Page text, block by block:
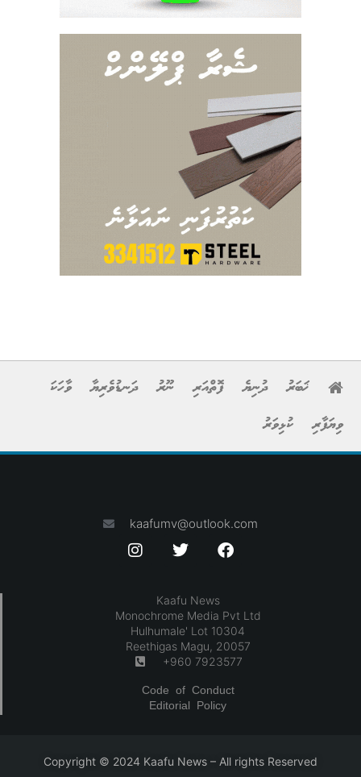
ޚަބަރު ދުނިޔެ ފޮތްއަރި ނޫރު ދަނޑުވެރިޔާ
ވާހަކަ
ވިޔަފާރި
ކުޅިވަރު
kaafumv@outlook.com
Kaafu News
Monochrome Media Pvt Ltd
Hulhumale' Lot 10304
Reethigas Magu, 20057
+960 7923577
Code of Conduct
Editorial Policy
Copyright © 2024 Kaafu News – All rights Reserved